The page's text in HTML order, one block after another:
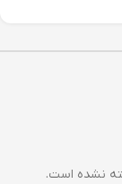
نشده است.